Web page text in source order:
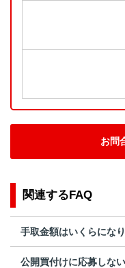
お問
関連するFAQ
手取金額はいくらになり
公開買付けに応募しな